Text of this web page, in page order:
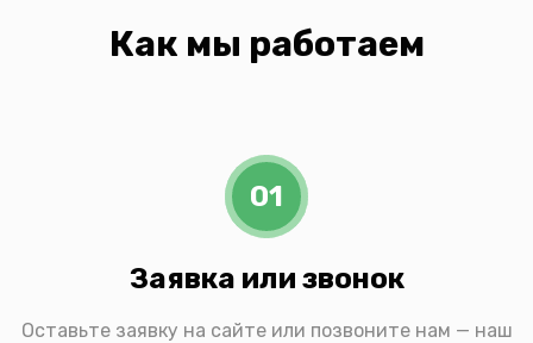
Как мы работаем
01
Заявка или звонок
Оставьте заявку на сайте или позвоните нам — наш